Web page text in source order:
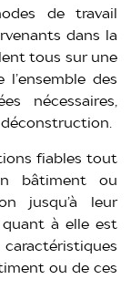
de travail
dans la
tous sur une
des
nécessaires,
déconstruction.
fiables tout
bâtiment ou
jusqu’à leur
à elle est
ou de ces